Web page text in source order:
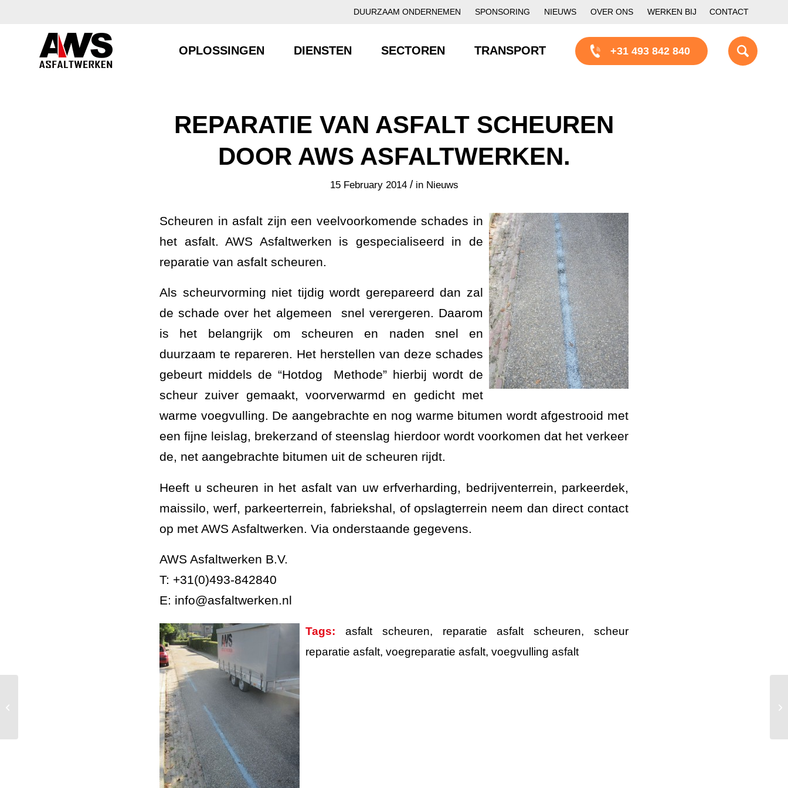
DUURZAAM ONDERNEMEN SPONSORING NIEUWS OVER ONS WERKEN BIJ CONTACT
OPLOSSINGEN DIENSTEN SECTOREN TRANSPORT +31 493 842 840
REPARATIE VAN ASFALT SCHEUREN
DOOR AWS ASFALTWERKEN.
15 February 2014 / in Nieuws
Scheuren in asfalt zijn een veelvoorkomende schades in
het asfalt. AWS Asfaltwerken is gespecialiseerd in de
reparatie van asfalt scheuren.
Als scheurvorming niet tijdig wordt gerepareerd dan zal
de schade over het algemeen snel verergeren. Daarom
is het belangrijk om scheuren en naden snel en
duurzaam te repareren. Het herstellen van deze schades
gebeurt middels de “Hotdog Methode” hierbij wordt de
scheur zuiver gemaakt, voorverwarmd en gedicht met
warme voegvulling. De aangebrachte en nog warme bitumen wordt afgestrooid met
een fijne leislag, brekerzand of steenslag hierdoor wordt voorkomen dat het verkeer
de, net aangebrachte bitumen uit de scheuren rijdt.
Heeft u scheuren in het asfalt van uw erfverharding, bedrijventerrein, parkeerdek,
maissilo, werf, parkeerterrein, fabriekshal, of opslagterrein neem dan direct contact
op met AWS Asfaltwerken. Via onderstaande gegevens.
AWS Asfaltwerken B.V.
T: +31(0)493-842840
E: info@asfaltwerken.nl
Tags: asfalt scheuren, reparatie asfalt scheuren,scheur
reparatie asfalt, voegreparatie asfalt, voegvulling asfalt